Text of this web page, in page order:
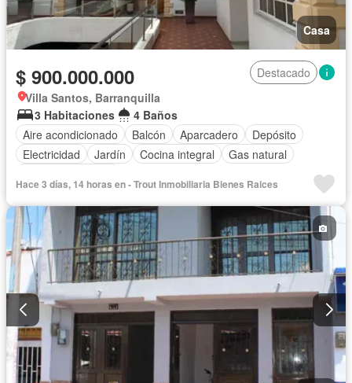
Casa
$ 900.000.000
Destacado
Villa Santos, Barranquilla
3 Habitaciones
4 Baños
Aire acondicionado
Balcón Aparcadero
Depósito
Electricidad
Jardín Cocina integral
Gas natural
Hace 3 días, 14 horas en - Trout Inmobiliaria Bienes Raices